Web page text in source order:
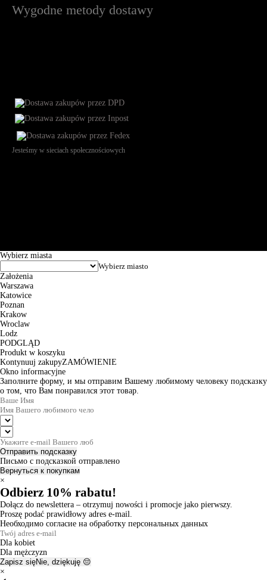
Wygodne metody dostawy
Jesteśmy w sieciach społecznościowych
Wybierz miasta
Założenia
Warszawa
Katowice
Poznan
Krakow
Wroclaw
Lodz
PODGLĄD
Produkt w koszyku
Kontynuuj zakupyZAMÓWIENIE
Okno informacyjne
Заполните форму, и мы отправим Вашему любимому человеку подсказку
о том, что Вам понравился этот товар.
Отправить подсказку
Письмо с подсказкой отправлено
Вернуться к покупкам
×
Odbierz 10% rabatu!
Dołącz do newslettera – otrzymuj nowości i promocje jako pierwszy.
Proszę podać prawidłowy adres e-mail.
Необходимо согласие на обработку персональных данных
Dla kobiet
Dla mężczyzn
Zapisz sięNie, dziękuję 😔
×